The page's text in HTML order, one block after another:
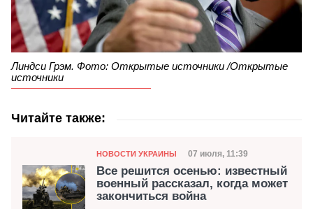
Линдси Грэм. Фото: Открытые источники /Открытые
источники
Читайте также:
Категория
НОВОСТИ УКРАИНЫ Дата публикации
07 июля, 11:39
Все решится осенью: известный
военный рассказал, когда может
закончиться война